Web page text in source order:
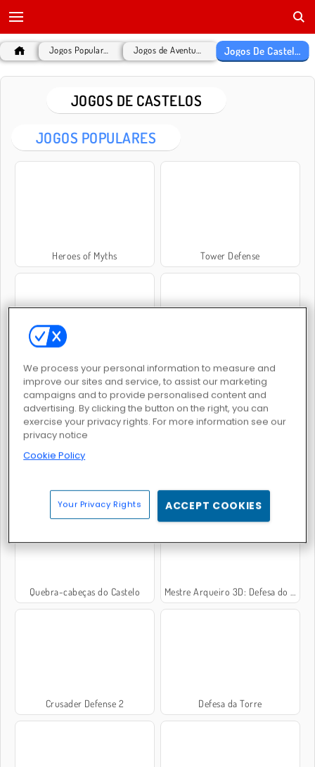
Jogos De Castelos
JOGOS DE CASTELOS
JOGOS POPULARES
Heroes of Myths Tower Defense
Defesa da Torre 2D Simulador de Guerra
Quebra-cabeças do Castelo Mestre Arqueiro 3D: Defesa do Castelo
Crusader Defense 2 Defesa da Torre
We process your personal information to measure and
improve our sites and service, to assist our marketing
campaigns and to provide personalised content and
advertising. By clicking the button on the right, you can
exercise your privacy rights. For more information see our
privacy notice
Cookie Policy
Your Privacy Rights ACCEPT COOKIES